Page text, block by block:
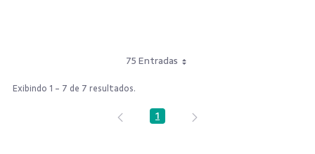
75 Entradas
Exibindo 1 - 7 de 7 resultados.
Página
1